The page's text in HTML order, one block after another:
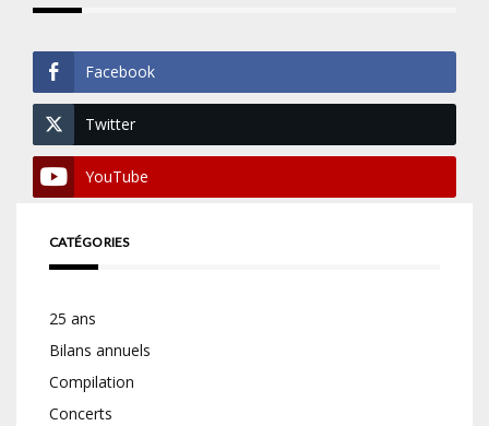
Facebook
Twitter
YouTube
CATÉGORIES
25 ans
Bilans annuels
Compilation
Concerts